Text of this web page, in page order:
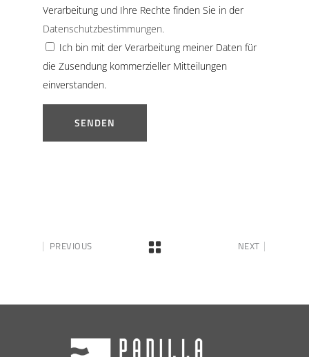
Verarbeitung und Ihre Rechte finden Sie in der
Datenschutzbestimmungen.
Ich bin mit der Verarbeitung meiner Daten für
die Zusendung kommerzieller Mitteilungen
einverstanden.
PREVIOUS NEXT